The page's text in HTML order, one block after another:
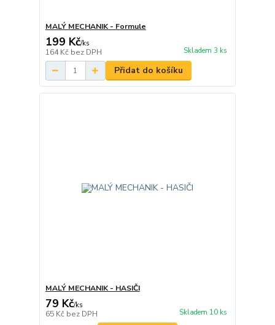
MALÝ MECHANIK - Formule
199 Kč/ks
164 Kč bez DPH Skladem 3 ks
Přidat do košíku
MALÝ MECHANIK - HASIČI
79 Kč/ks
65 Kč bez DPH Skladem 10 ks